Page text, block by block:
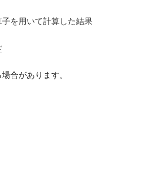
を用いて計算した結果
合があります。